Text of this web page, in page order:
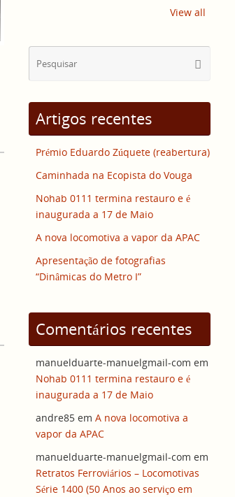
View all
Artigos recentes
Prémio Eduardo Zúquete (reabertura)
Caminhada na Ecopista do Vouga
Nohab 0111 termina restauro e é
inaugurada a 17 de Maio
A nova locomotiva a vapor da APAC
Apresentação de fotografias
“Dinâmicas do Metro I”
Comentários recentes
manuelduarte-manuelgmail-com em
Nohab 0111 termina restauro e é
inaugurada a 17 de Maio
andre85 em A nova locomotiva a
vapor da APAC
manuelduarte-manuelgmail-com em
Retratos Ferroviários – Locomotivas
Série 1400 (50 Anos ao serviço em